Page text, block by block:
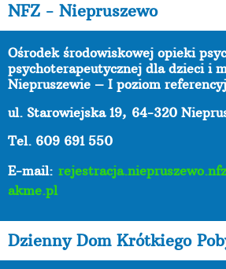
NFZ - Niepruszewo
Ośrodek środowiskowej opieki
psychoterapeutycznej dla dzieci i
Niepruszewie – I poziom
ul. Starowiejska 19, 64-320
Tel. 609 691 550
E-mail:
akme.pl
Dzienny Dom Krótkiego